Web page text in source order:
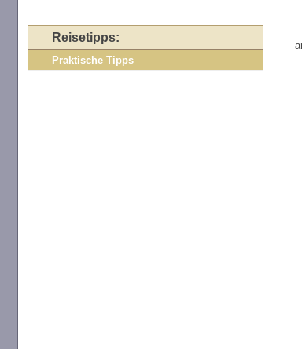
Reisetipps:
Praktische Tipps